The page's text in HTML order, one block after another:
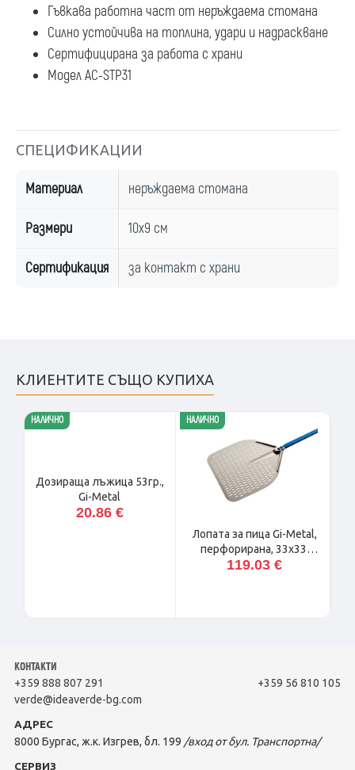
Гъвкава работна част от неръждаема стомана
Силно устойчива на топлина, удари и надраскване
Сертифицирана за работа с храни
Модел AC-STP31
СПЕЦИФИКАЦИИ
Материал неръждаема стомана
Размери 10х9 см
Сертификация за контакт с храни
КЛИЕНТИТЕ СЪЩО КУПИХА
НАЛИЧНО
Дозираща лъжица 53гр.,
Gi-Metal
20.86 €
НАЛИЧНО
Лопата за пица Gi-Metal,
перфорирана, 33х33,
дръжка 60 см
119.03 €
КОНТАКТИ
+359 888 807 291
+359 56 810 105
verde@ideaverde-bg.com
АДРЕС
8000 Бургас, ж.к. Изгрев, бл. 199 /вход от бул. Транспортна/
СЕРВИЗ